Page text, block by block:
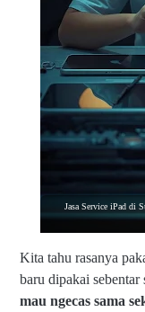
Jasa Service iPad di
Kita tahu rasanya
baru dipakai
mau ngecas sama